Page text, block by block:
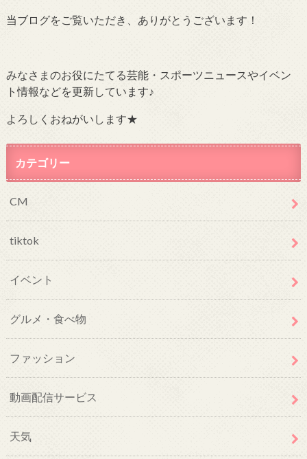
当ブログをご覧いただき、ありがとうございます！
みなさまのお役にたてる芸能・スポーツニュースやイベン
ト情報などを更新しています♪
よろしくおねがいします★
カテゴリー
CM
tiktok
イベント
グルメ・食べ物
ファッション
動画配信サービス
天気